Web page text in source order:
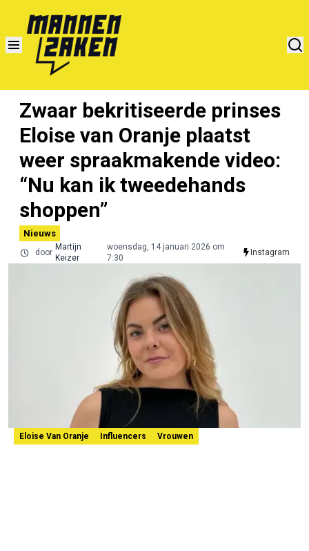
Zwaar bekritiseerde prinses
Eloise van Oranje plaatst
weer spraakmakende video:
“Nu kan ik tweedehands
shoppen”
Nieuws
door
Martijn
Keizer
woensdag, 14 januari 2026 om
7:30
Instagram
Eloise Van Oranje Influencers Vrouwen